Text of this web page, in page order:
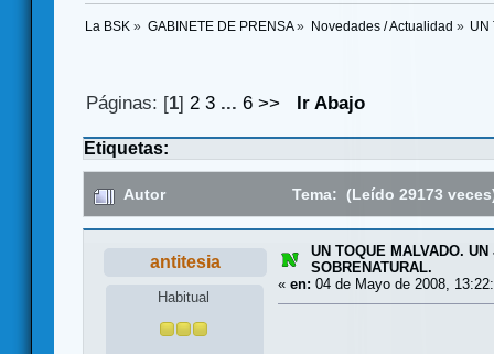
La BSK » GABINETE DE PRENSA» Novedades / Actualidad » UN
Páginas: [1]2 3 ...6 >> Ir Abajo
Etiquetas:
Autor Tema: (Leído 29173
antitesia
Habitual
UN TOQUE MALVADO. UN
SOBRENATURAL.
« en: 04 de Mayo de 2008,